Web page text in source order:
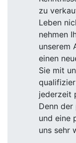
zu
Leben
nehmen
unserem
einen
Sie mit
jederzeit
Denn der
und eine
uns sehr